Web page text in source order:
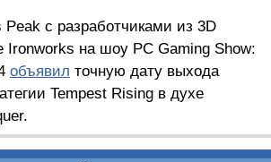
Peak с разработчиками из 3D
Ironworks на шоу PC Gaming Show:
объявил точную дату выхода
Tempest Rising в духе